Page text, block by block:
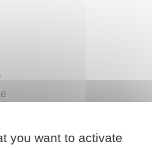
you want to activate